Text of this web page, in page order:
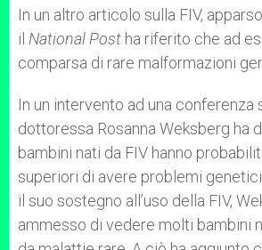
In un altro articolo sulla FIV,
il National Post ha riferito che ad
comparsa di rare malformazioni
In un intervento ad una conferenza
dottoressa Rosanna Weksberg ha
bambini nati da FIV hanno
superiori di avere problemi
il suo sostegno all’uso della FIV,
ammesso di vedere molti bambini